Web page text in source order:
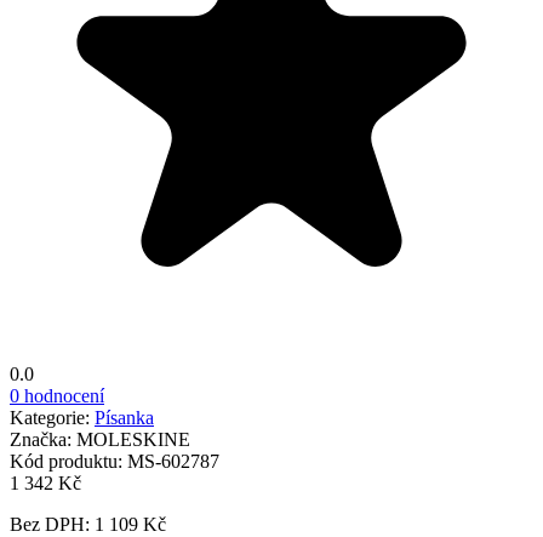
0.0
0 hodnocení
Kategorie: Písanka
Značka: MOLESKINE
Kód produktu: MS-602787
1 342 Kč
Bez DPH: 1 109 Kč